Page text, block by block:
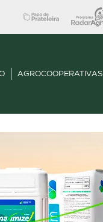
AGROCOOPERATIVAS